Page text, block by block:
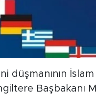
düşmanının
Başbakanı